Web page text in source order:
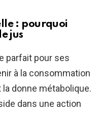
: pourquoi
jus
parfait pour ses
à la consommation
donne métabolique.
dans une action